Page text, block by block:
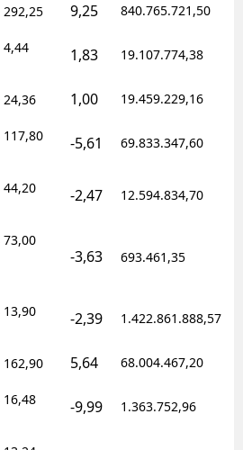
292,25 9,25 840.765.721,50
4,44 1,83 19.107.774,38
24,36 1,00 19.459.229,16
117,80 -5,61 69.833.347,60
44,20 -2,47 12.594.834,70
73,00
-3,63 693.461,35
13,90 -2,39 1.422.861.888,57
162,90 5,64 68.004.467,20
16,48 -9,99 1.363.752,96